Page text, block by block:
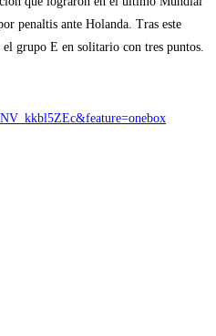
penaltis ante Holanda. Tras este
grupo E en solitario con tres puntos.